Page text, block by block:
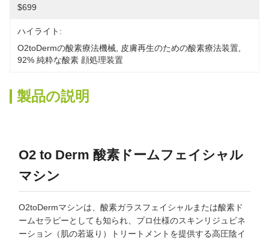
$699
ハイライト:
O2toDermの酸素療法機械
皮膚再生のための酸素療法装置
92% 純粋な酸素 顔処理装置
製品の説明
O2 to Derm 酸素ドームフェイシャル
マシン
O2toDermマシンは、酸素ガラスフェイシャルまたは酸素ド
ームセラピーとしても知られ、プロ仕様のスキンリジュビネ
ーション（肌の若返り）トリートメントを提供する高圧陰イ